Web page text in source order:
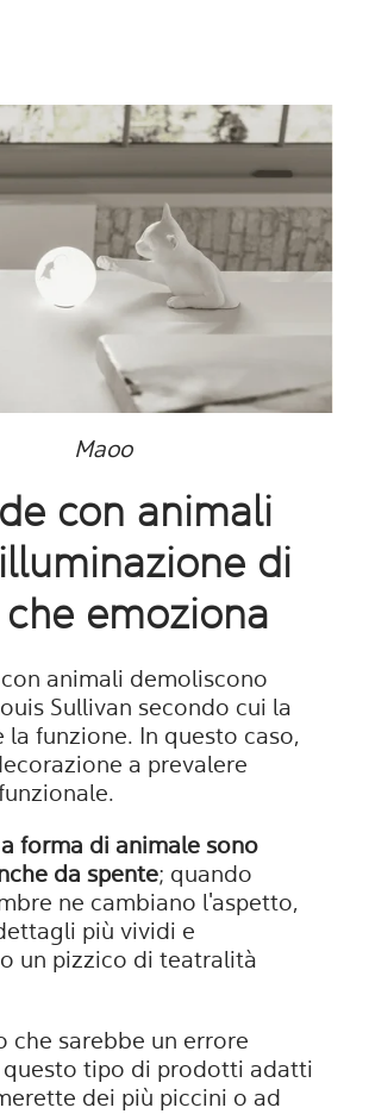
Maoo
con animali
di
emoziona
animali demoliscono
Sullivan secondo cui la
la funzione. In questo caso,
a prevalere
forma di animale sono
da spente; quando
ne cambiano l'aspetto,
più vividi e
un pizzico di teatralità
che sarebbe un errore
questo tipo di prodotti adatti
dei più piccini o ad